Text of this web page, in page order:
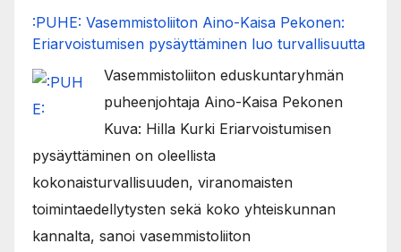
:PUHE: Vasemmistoliiton Aino-Kaisa Pekonen:
Eriarvoistumisen pysäyttäminen luo turvallisuutta
Vasemmistoliiton eduskuntaryhmän
puheenjohtaja Aino-Kaisa Pekonen
Kuva: Hilla Kurki Eriarvoistumisen
pysäyttäminen on oleellista
kokonaisturvallisuuden, viranomaisten
toimintaedellytysten sekä koko yhteiskunnan
kannalta, sanoi vasemmistoliiton